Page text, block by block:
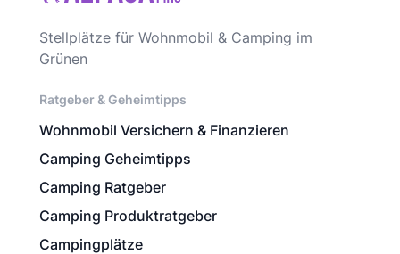
Stellplätze für Wohnmobil & Camping im
Grünen
Ratgeber & Geheimtipps
Wohnmobil Versichern & Finanzieren
Camping Geheimtipps
Camping Ratgeber
Camping Produktratgeber
Campingplätze